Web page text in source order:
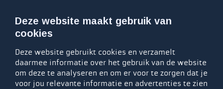
Deze website maakt gebruik van
cookies
Deze website gebruikt cookies en verzamelt
daarmee informatie over het gebruik van de website
om deze te analyseren en om er voor te zorgen dat je
voor jou relevante informatie en advertenties te zien